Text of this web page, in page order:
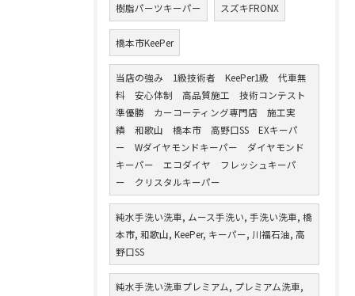
樹脂パーツキーパー スズキFRONX
橋本市KeePer
当店の強み 1級技術者 KeePer1級 代車無
料 安心体制 高品質施工 技術コンテスト
準優勝 カーコーティング専門店 施工実
績 和歌山 橋本市 高野口SS EXキーパ
ー Wダイヤモンドキーパー ダイヤモンド
キーパー エコダイヤ フレッシュキーパ
ー クリスタルキーパー
純水手洗い洗車, ムース手洗い, 手洗い洗車, 橋
本市, 和歌山, KeePer, キーパー, 川福石油, 高
野口SS
純水手洗い洗車プレミアム, プレミアム洗車,